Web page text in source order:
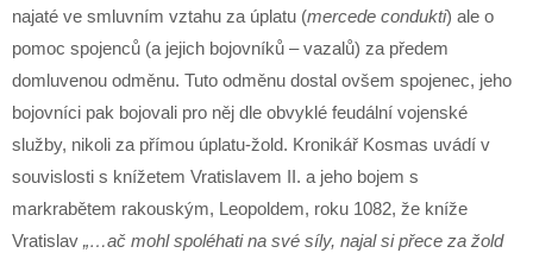
najaté ve smluvním vztahu za úplatu (mercede condukti) ale o
pomoc spojenců (a jejich bojovníků – vazalů) za předem
domluvenou odměnu. Tuto odměnu dostal ovšem spojenec, jeho
bojovníci pak bojovali pro něj dle obvyklé feudální vojenské
služby, nikoli za přímou úplatu-žold. Kronikář Kosmas uvádí v
souvislosti s knížetem Vratislavem II. a jeho bojem s
markrabětem rakouským, Leopoldem, roku 1082, že kníže
Vratislav „…ač mohl spoléhati na své síly, najal si přece za žold